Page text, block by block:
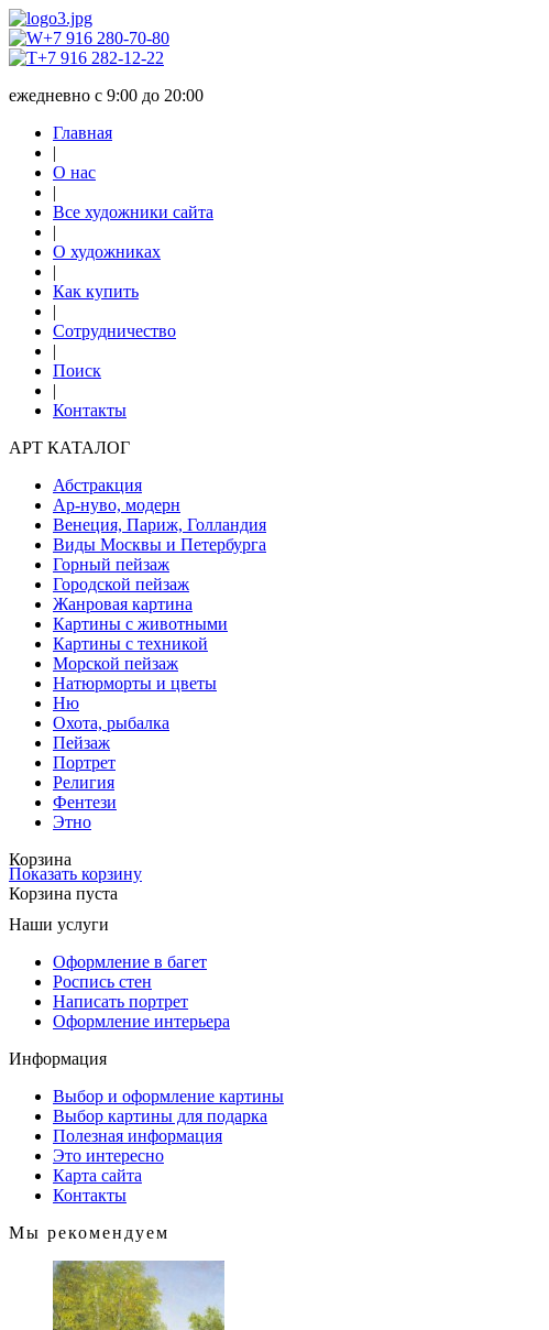
+7 916 280-70-80
+7 916 282-12-22
ежедневно с 9:00 до 20:00
Главная
|
О нас
|
Все художники сайта
|
О художниках
|
Как купить
|
Сотрудничество
|
Поиск
|
Контакты
АРТ КАТАЛОГ
Абстракция
Ар-нуво, модерн
Венеция, Париж, Голландия
Виды Москвы и Петербурга
Горный пейзаж
Городской пейзаж
Жанровая картина
Картины с животными
Картины с техникой
Морской пейзаж
Натюрморты и цветы
Ню
Охота, рыбалка
Пейзаж
Портрет
Религия
Фентези
Этно
Корзина
Показать корзину
Корзина пуста
Наши услуги
Оформление в багет
Роспись стен
Написать портрет
Оформление интерьера
Информация
Выбор и оформление картины
Выбор картины для подарка
Полезная информация
Это интересно
Карта сайта
Контакты
Мы рекомендуем